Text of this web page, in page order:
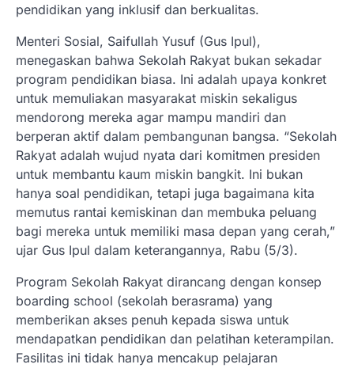
pendidikan yang inklusif dan berkualitas.
Menteri Sosial, Saifullah Yusuf (Gus Ipul),
menegaskan bahwa Sekolah Rakyat bukan sekadar
program pendidikan biasa. Ini adalah upaya konkret
untuk memuliakan masyarakat miskin sekaligus
mendorong mereka agar mampu mandiri dan
berperan aktif dalam pembangunan bangsa. “Sekolah
Rakyat adalah wujud nyata dari komitmen presiden
untuk membantu kaum miskin bangkit. Ini bukan
hanya soal pendidikan, tetapi juga bagaimana kita
memutus rantai kemiskinan dan membuka peluang
bagi mereka untuk memiliki masa depan yang cerah,”
ujar Gus Ipul dalam keterangannya, Rabu (5/3).
Program Sekolah Rakyat dirancang dengan konsep
boarding school (sekolah berasrama) yang
memberikan akses penuh kepada siswa untuk
mendapatkan pendidikan dan pelatihan keterampilan.
Fasilitas ini tidak hanya mencakup pelajaran